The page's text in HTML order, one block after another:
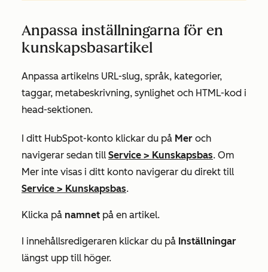
Anpassa inställningarna för en
kunskapsbasartikel
Anpassa artikelns URL-slug, språk, kategorier,
taggar, metabeskrivning, synlighet och HTML-kod i
head-sektionen.
I ditt HubSpot-konto klickar du på Mer och
navigerar sedan till Service > Kunskapsbas. Om
Mer inte visas i ditt konto navigerar du direkt till
Service > Kunskapsbas.
Klicka på namnet på en artikel.
I innehållsredigeraren klickar du på Inställningar
längst upp till höger.